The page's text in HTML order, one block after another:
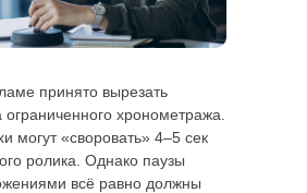
принято вырезать
ограниченного хронометража.
могут «своровать» 4–5 сек
ролика. Однако паузы
всё равно должны